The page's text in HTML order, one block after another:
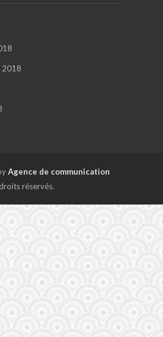
2018
Agence de communication
réservés.